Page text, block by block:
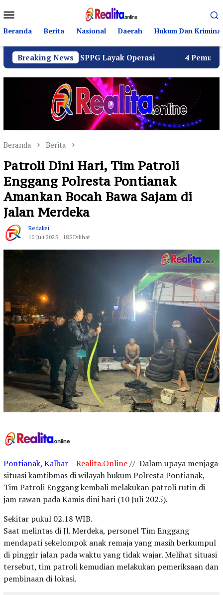
ke
kontenMobile
Beranda Berita Nasional Daerah Hukum Dan Kriminal
Breaking News
SPPG Layak Operasi 4 Pemuda Bungur Raya
Beranda Berita
Patroli Dini Hari, Tim Patroli
Enggang Polresta Pontianak
Amankan Bocah Bawa Sajam di
Jalan Merdeka
Redaksi
10 Juli 2025
185 Dilihat
Pontianak, Kalbar–Realita.Online// Dalam upaya menjaga
situasi kamtibmas di wilayah hukum Polresta Pontianak,
Tim Patroli Enggang kembali melakukan patroli rutin di
jam rawan pada Kamis dini hari (10 Juli 2025).
Sekitar pukul 02.18 WIB.
Saat melintas di Jl. Merdeka, personel Tim Enggang
mendapati sekelompok anak remaja yang masih berkumpul
di pinggir jalan pada waktu yang tidak wajar. Melihat situasi
tersebut, tim patroli kemudian melakukan pemeriksaan dan
pembinaan di lokasi.